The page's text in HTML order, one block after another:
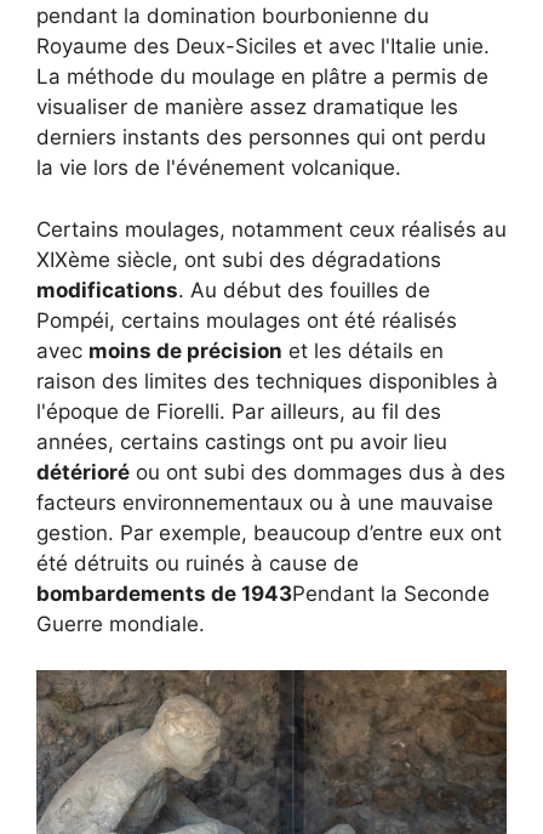
pendant la domination bourbonienne du
Royaume des Deux-Siciles et avec l'Italie unie.
La méthode du moulage en plâtre a permis de
visualiser de manière assez dramatique les
derniers instants des personnes qui ont perdu
la vie lors de l'événement volcanique.
Certains moulages, notamment ceux réalisés au
XIXème siècle, ont subi des dégradations
modifications. Au début des fouilles de
Pompéi, certains moulages ont été réalisés
avec moins de précision et les détails en
raison des limites des techniques disponibles à
l'époque de Fiorelli. Par ailleurs, au fil des
années, certains castings ont pu avoir lieu
détérioré ou ont subi des dommages dus à des
facteurs environnementaux ou à une mauvaise
gestion. Par exemple, beaucoup d’entre eux ont
été détruits ou ruinés à cause de
bombardements de 1943Pendant la Seconde
Guerre mondiale.